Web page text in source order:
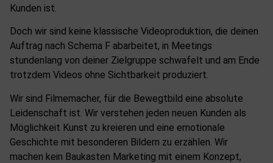
Kunden ist.
Doch wir sind keine klassische Videoproduktion, die deinen
Auftrag nach Schema F abarbeitet, in Meetings
stundenlang von deiner Zielgruppe schwafelt und am Ende
trotzdem Videos ohne Sichtbarkeit produziert.
Wir sind Filmemacher, für die Bewegtbild eine absolute
Leidenschaft ist. Wir verstehen jeden neuen Kunden als
Möglichkeit Kunst zu kreieren und eine emotionale
Geschichte mit besonderen Bildern zu erzählen. Wir
machen kein Baukasten Marketing mit einem Konzept,